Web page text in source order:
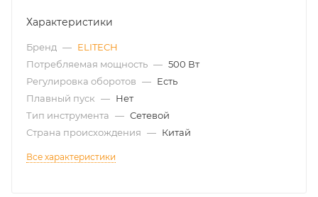
Характеристики
Бренд — ELITECH
Потребляемая мощность — 500 Вт
Регулировка оборотов — Есть
Плавный пуск — Нет
Тип инструмента — Сетевой
Страна происхождения — Китай
Все характеристики